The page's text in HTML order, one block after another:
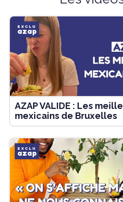
EXCLU
azap
AZAP VALIDE : Les
mexicains de Bruxelles
EXCLU
azap